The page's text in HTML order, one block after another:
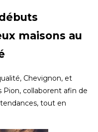
maisons au
Chevignon, et
Pion, collaborent afin de
tout en